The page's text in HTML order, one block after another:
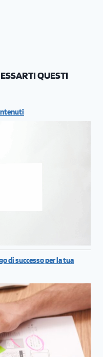
QUESTI
di successo per la tua